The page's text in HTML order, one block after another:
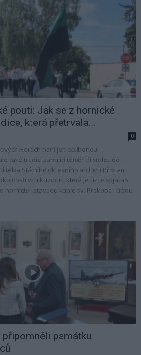
pouti: Jak se z hornické
která přetrvala...
0
Horách není jen oblíbenou
také tradicí sahající téměř tři století do
Státního okresního archivu Příbram
vzniku pouti, která je úzce spjata s
hornictví, stavbou kaple sv. Prokopa i úctou
památku